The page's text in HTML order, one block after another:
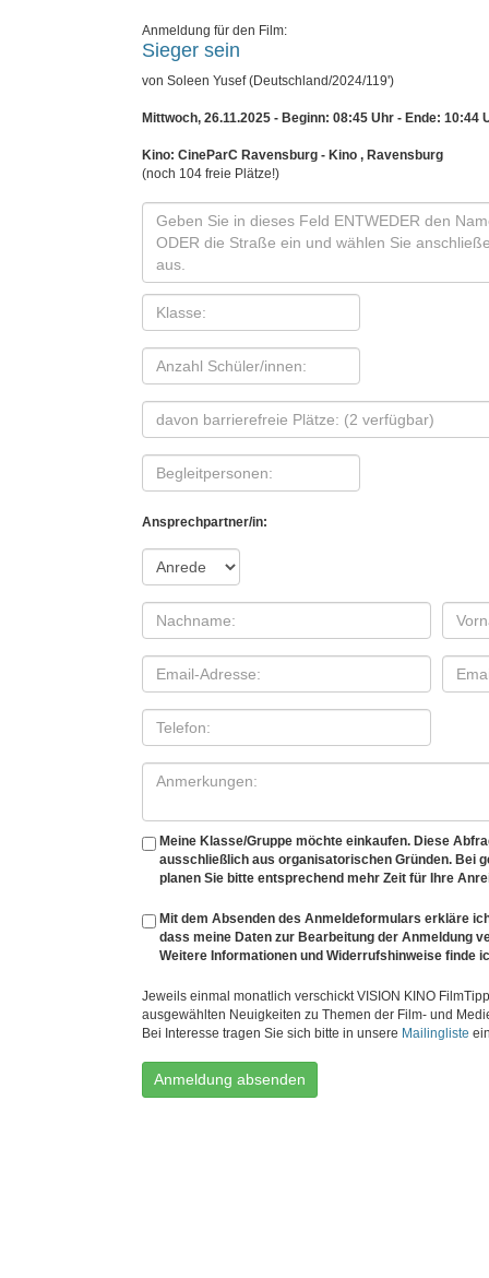
Anmeldung für den Film:
Sieger sein
von Soleen Yusef (Deutschland/2024/119')
Mittwoch, 26.11.2025 - Beginn: 08:45 Uhr - Ende: 10:44
Kino: CineParC Ravensburg - Kino , Ravensburg
(noch 104 freie Plätze!)
Ansprechpartner/in:
Meine Klasse/Gruppe möchte einkaufen. Diese
ausschließlich aus organisatorischen Gründen. Bei
planen Sie bitte entsprechend mehr Zeit für Ihre
Mit dem Absenden des Anmeldeformulars erkläre
dass meine Daten zur Bearbeitung der Anmeldung
Weitere Informationen und Widerrufshinweise finde
Jeweils einmal monatlich verschickt VISION KINO
ausgewählten Neuigkeiten zu Themen der Film- und
Bei Interesse tragen Sie sich bitte in unsere Mailingliste
Anmeldung absenden